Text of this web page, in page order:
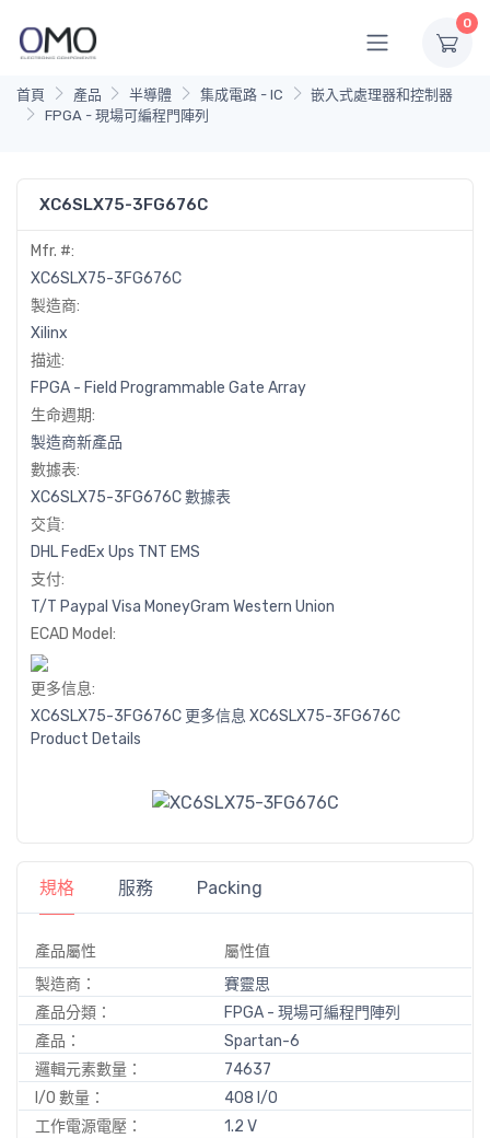
0
首頁 產品 半導體 集成電路 - IC
嵌入式處理器和控制器
FPGA - 現場可編程門陣列
XC6SLX75-3FG676C
Mfr. #:
XC6SLX75-3FG676C
製造商:
Xilinx
描述:
FPGA - Field Programmable Gate Array
生命週期:
製造商新產品
數據表:
XC6SLX75-3FG676C 數據表
交貨:
DHL FedEx Ups TNT EMS
支付:
T/T Paypal Visa MoneyGram Western Union
ECAD Model:
更多信息:
XC6SLX75-3FG676C 更多信息 XC6SLX75-3FG676C
Product Details
規格 服務 Packing
產品屬性
屬性值
製造商：
賽靈思
產品分類：
FPGA - 現場可編程門陣列
產品：
Spartan-6
邏輯元素數量：
74637
I/O 數量：
408 I/O
工作電源電壓：
1.2 V